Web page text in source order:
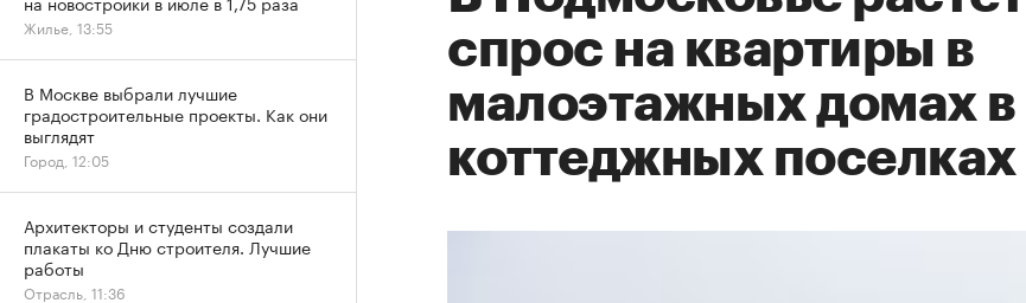
спрос на квартиры в
малоэтажных домах в
коттеджных поселках
Жилье, 13:55
В Москве выбрали лучшие
градостроительные проекты. Как они
выглядят
Город, 12:05
Архитекторы и студенты создали
плакаты ко Дню строителя. Лучшие
работы
Отрасль, 11:36